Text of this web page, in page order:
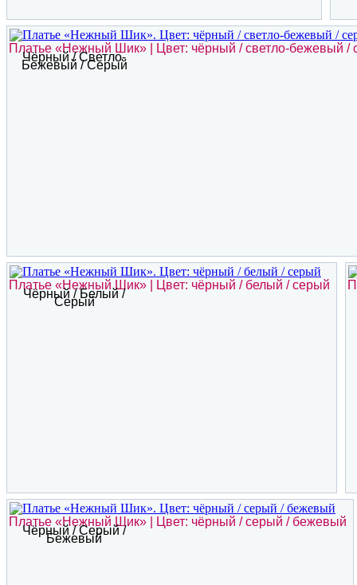
Платье «Нежный Шик» | Цвет: чёрный / светло-бежевый /
Чёрный / Светло-
Бежевый / Серый
Платье «Нежный Шик» | Цвет: чёрный / белый / серый
Чёрный / Белый /
Серый
Платье «Нежный Шик» | Цвет: чёрный / серый / бежевый
Чёрный / Серый /
Бежевый